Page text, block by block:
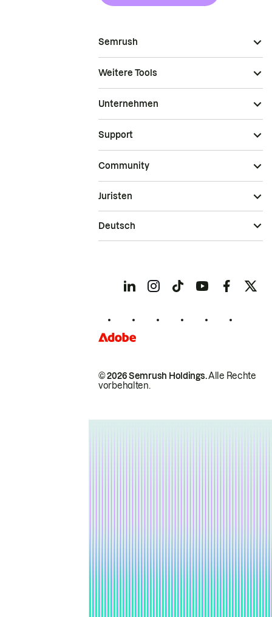
Semrush
Weitere Tools
Unternehmen
Support
Community
© 2026 Semrush Holdings.Alle Rechte
vorbehalten.
Juristen
Deutsch